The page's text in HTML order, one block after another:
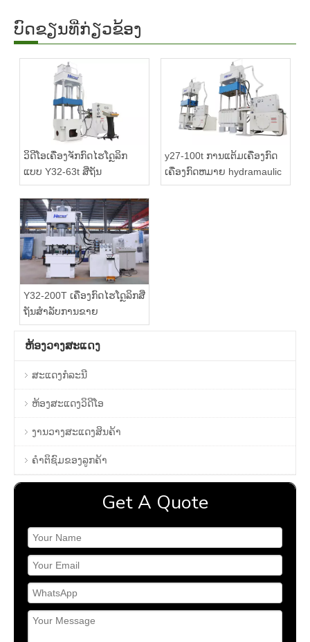
ບົດຂຽນທີ່ກ່ຽວຂ້ອງ
ວິດີໂອເຄື່ອງຈັກກົດໄຮໂດຼລິກ
ແບບ Y32-63t ສີ່ຖັນ
y27-100t ການແຕ້ມເຄື່ອງກົດ
ເຄື່ອງກົດຫມາຍ hydramaulic
Y32-200T ເຄື່ອງກົດໄຮໂດຼລິກສີ່
ຖັນສໍາລັບການຂາຍ
ຫ້ອງວາງສະແດງ
ສະແດງກໍລະນີ
ຫ້ອງສະແດງວິດີໂອ
ງານວາງສະແດງສິນຄ້າ
ຄໍາຕິຊົມຂອງລູກຄ້າ
Get A Quote